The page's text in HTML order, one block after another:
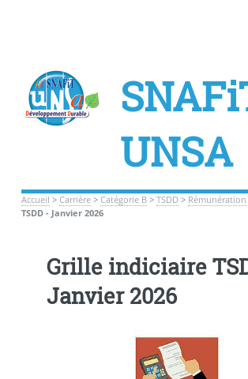
UNSA
Accueil > Carrière> Catégorie B> TSDD> Rémunération
TSDD - Janvier 2026
Grille indiciaire
Janvier 2026